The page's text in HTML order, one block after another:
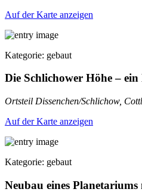
Auf der Karte anzeigen
Kategorie: gebaut
Die Schlichower Höhe –
Ortsteil Dissenchen/Schlichow,
Auf der Karte anzeigen
Kategorie: gebaut
Neubau eines